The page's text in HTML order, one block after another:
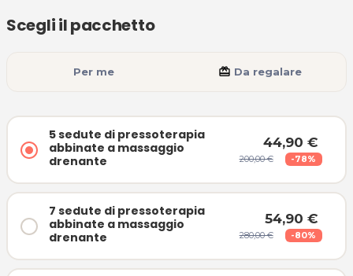
5 sedute di pressoterapia
abbinate a massaggio
drenante
44,90 €
200,00 € -78%
7 sedute di pressoterapia
abbinate a massaggio
drenante
54,90 €
280,00 € -80%
Scegli il pacchetto
Per me card_giftcard Da regalare